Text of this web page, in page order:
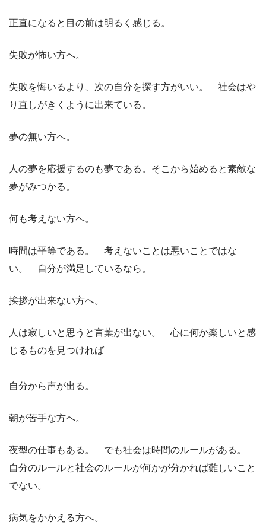
正直になると目の前は明るく感じる。
失敗が怖い方へ。
失敗を悔いるより、次の自分を探す方がいい。 社会はや
り直しがきくように出来ている。
夢の無い方へ。
人の夢を応援するのも夢である。そこから始めると素敵な
夢がみつかる。
何も考えない方へ。
時間は平等である。 考えないことは悪いことではな
い。 自分が満足しているなら。
挨拶が出来ない方へ。
人は寂しいと思うと言葉が出ない。 心に何か楽しいと感
じるものを見つければ
自分から声が出る。
朝が苦手な方へ。
夜型の仕事もある。 でも社会は時間のルールがある。
自分のルールと社会のルールが何かが分かれば難しいこと
でない。
病気をかかえる方へ。